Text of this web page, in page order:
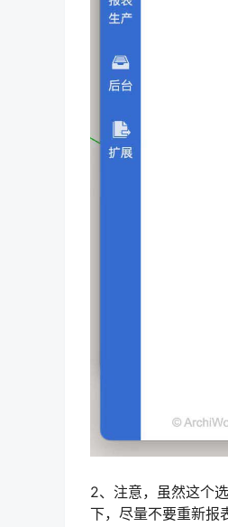
2、注意，虽然这个
下，尽量不要重新报